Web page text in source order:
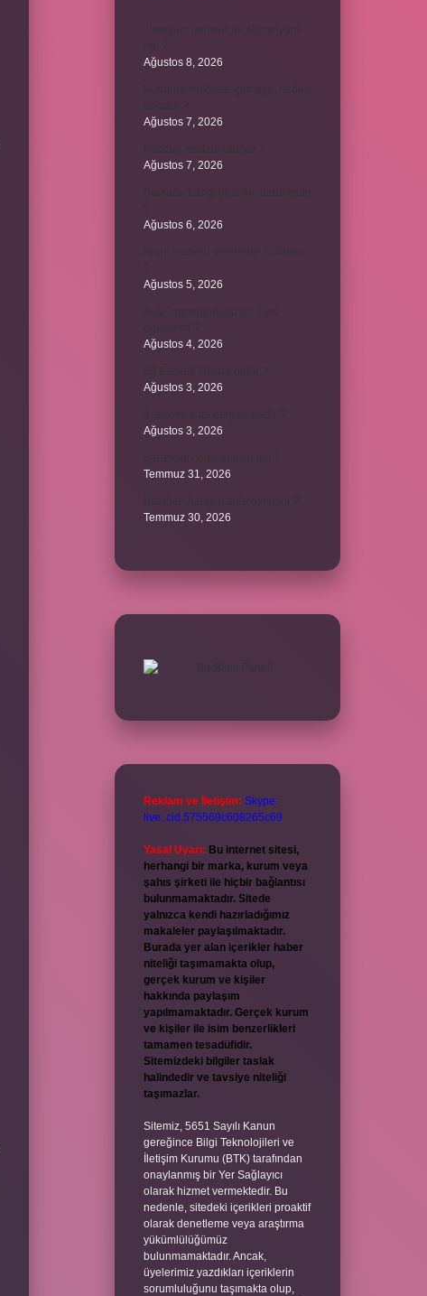
Titanyum tencere mi alüminyum
Ağustos 8, 2026
Kurutma makinesi çamaşırı neden
Ağustos 7, 2026
Ağustos 7, 2026
Borsada hangi emir tipi daha iyidir
Ağustos 6, 2026
Ağustos 5, 2026
Avar İmparatorluğu bir Türk
Ağustos 4, 2026
Ağustos 3, 2026
Ağustos 3, 2026
Temmuz 31, 2026
Temmuz 30, 2026
Reklam ve İletişim: Skype:
live:.cid.575569c608265c69
Yasal Uyarı: Bu internet sitesi,
herhangi bir marka, kurum veya
şahıs şirketi ile hiçbir bağlantısı
bulunmamaktadır. Sitede
yalnızca kendi hazırladığımız
makaleler paylaşılmaktadır.
Burada yer alan içerikler haber
niteliği taşımamakta olup,
gerçek kurum ve kişiler
hakkında paylaşım
yapılmamaktadır. Gerçek kurum
ve kişiler ile isim benzerlikleri
tamamen tesadüfidir.
Sitemizdeki bilgiler taslak
halindedir ve tavsiye niteliği
taşımazlar.
Sitemiz, 5651 Sayılı Kanun
gereğince Bilgi Teknolojileri ve
İletişim Kurumu (BTK) tarafından
onaylanmış bir Yer Sağlayıcı
olarak hizmet vermektedir. Bu
nedenle, sitedeki içerikleri proaktif
olarak denetleme veya araştırma
yükümlülüğümüz
bulunmamaktadır. Ancak,
üyelerimiz yazdıkları içeriklerin
sorumluluğunu taşımakta olup,